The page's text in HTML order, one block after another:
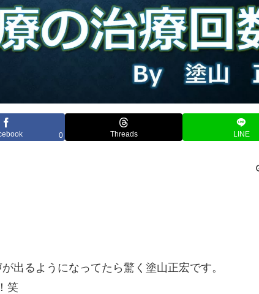
0 Threads LINE
出るようになってたら驚く塗山正宏です。
笑